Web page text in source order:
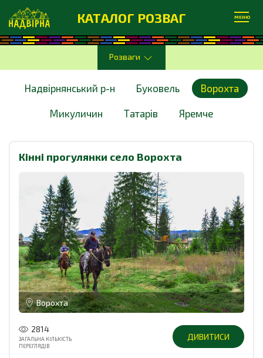
КАТАЛОГ РОЗВАГ МЕНЮ
Розваги
Надвірнянський р-н Буковель Ворохта
Микуличин Татарів Яремче
Кінні прогулянки село Ворохта
Ворохта
2814
ЗАГАЛЬНА КІЛЬКІСТЬ
ПЕРЕГЛЯДІВ
ДИВИТИСИ